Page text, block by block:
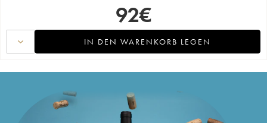
92€
IN DEN WARENKORB LEGEN